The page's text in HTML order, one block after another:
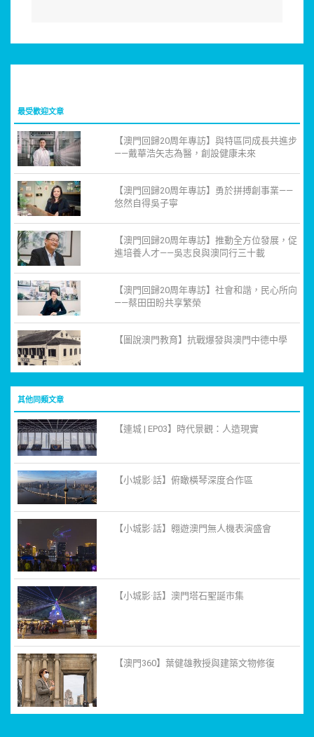
最受歡迎文章
【澳門回歸20周年專訪】與特區同成長共進步
——戴華浩矢志為醫，創設健康未來
【澳門回歸20周年專訪】勇於拼搏創事業——
悠然自得吳子寧
【澳門回歸20周年專訪】推動全方位發展，促
進培養人才——吳志良與澳同行三十載
【澳門回歸20周年專訪】社會和諧，民心所向
——蔡田田盼共享繁榮
【圖說澳門教育】抗戰爆發與澳門中德中學
其他同類文章
【連城 | EP03】時代景觀：人造現實
【小城影·話】俯瞰橫琴深度合作區
【小城影·話】翱遊澳門無人機表演盛會
【小城影·話】澳門塔石聖誕市集
【澳門360】葉健雄教授與建築文物修復